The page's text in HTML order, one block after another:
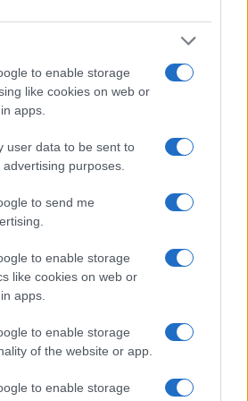
to enable storage
like cookies on web or
apps.
user data to be sent to
purposes.
to send me
to enable storage
like cookies on web or
apps.
to enable storage
of the website or app.
to enable storage
sei certificato come notaio
ottenere certificato, vincolo e
mobile. Se non ti senti a
estranei a casa tua, puoi offrirti
ufficio, in ospedale o in un
media è di $ 15 l’ora, ma nella
varia da circa $ 10 a $ 24.
fatturazione dei clienti,
buste paga e nella gestione dei
trovare una posizione di
direttamente con
iscrivendoti a un’agenzia
; molti richiedono una laurea in